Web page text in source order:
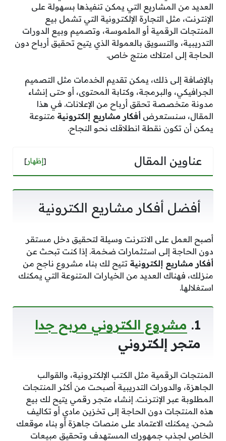
العديد من المشاريع التي يمكن تنفيذها بسهولة على
الإنترنت، مثل التجارة الإلكترونية التي تشمل بيع
المنتجات الرقمية أو الملموسة، وتصميم وبيع الدورات
التدريبية، والتسويق بالعمولة الذي يتيح تحقيق أرباح دون
الحاجة إلى امتلاك منتج خاص.
بالإضافة إلى ذلك، يمكن تقديم الخدمات مثل التصميم
الجرافيكي، والبرمجة، وكتابة المحتوى، أو حتى إنشاء
مدونة متخصصة تحقق أرباح من الإعلانات. في هذا
المقال، سنستعرض أفكار مشاريع إلكترونية متنوعة
يمكن أن تكون نقطة انطلاقك نحو النجاح.
عناوين المقال [إظهار]
أفضل أفكار مشاريع الكترونية
أصبح العمل على الانترنت وسيلة لتحقيق دخل مستقر
دون الحاجة إلى استثمارات ضخمة. إذا كنت تبحث عن
أفكار مشاريع إلكترونية تتيح لك بناء مشروع ناجح من
منزلك، فهناك العديد من الخيارات المتنوعة التي يمكنك
استغلالها.
1. مشروع الكتروني مربح جدا
متجر إلكتروني
المنتجات الرقمية مثل الكتب الإلكترونية، والقوالب
الجاهزة، والدورات التدريبية أصبحت من أكثر المنتجات
المطلوبة عبر الإنترنت. إنشاء متجر رقمي يتيح لك بيع
هذه المنتجات دون الحاجة إلى تخزين مادي أو تكاليف
شحن. يمكنك الاعتماد على منصات جاهزة أو بناء موقعك
الخاص لجذب جمهورك المستهدف وتحقيق مبيعات